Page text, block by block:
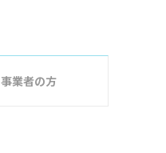
事業者の方